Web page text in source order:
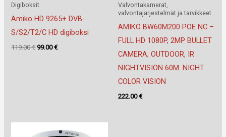
Digiboksit
Amiko HD 9265+ DVB-
S/S2/T2/C HD digiboksi
119.00€Alkuperäinen
99.00€Nykyinen
Valvontakamerat,
valvontajärjestelmät ja tarvikkeet
AMIKO BW60M200 POE NC –
FULL HD 1080P, 2MP BULLET
CAMERA, OUTDOOR, IR
NIGHTVISION 60M. NIGHT
COLOR VISION
222.00€